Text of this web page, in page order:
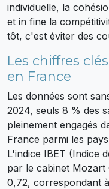
individuelle, la
et in fine la
tôt, c'est éviter des
Les chiffres
en France
Les données sont
2024, seuls 8 % des
pleinement engagés
France parmi les
L'indice IBET (Indice
par le cabinet Mozart
0,72, correspondant